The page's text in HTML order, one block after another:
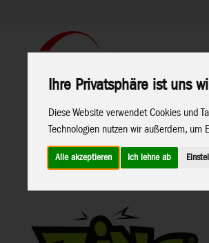
Ihre Privatsphäre ist uns
Diese Website verwendet Cookies und
Technologien nutzen wir außerdem, um
Alle akzeptieren Ich lehne ab
Home> Funsport & Outdoor>Zing